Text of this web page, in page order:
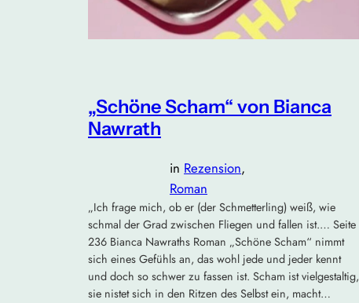
„Schöne Scham“ von Bianca
Nawrath
in Rezension
Roman
„Ich frage mich, ob er (der Schmetterling) weiß, wie
schmal der Grad zwischen Fliegen und fallen ist.… Seite
236 Bianca Nawraths Roman „Schöne Scham“ nimmt
sich eines Gefühls an, das wohl jede und jeder kennt
und doch so schwer zu fassen ist. Scham ist vielgestaltig,
sie nistet sich in den Ritzen des Selbst ein, macht…